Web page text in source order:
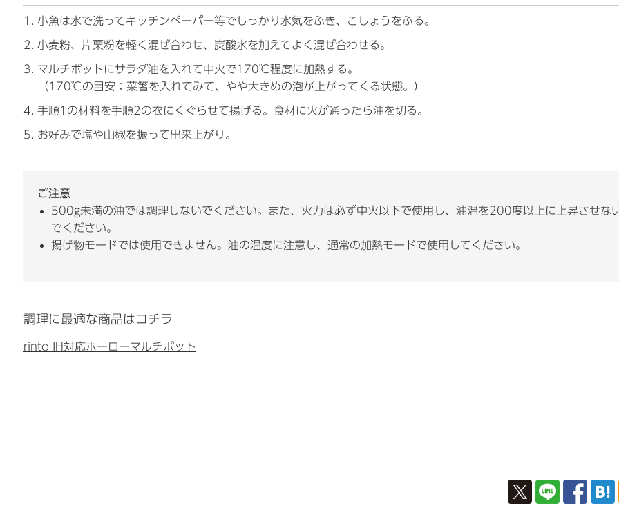
小魚は水で洗ってキッチンペーパー等でしっかり水気をふき、こしょうをふる。
小麦粉、片栗粉を軽く混ぜ合わせ、炭酸水を加えてよく混ぜ合わせる。
マルチポットにサラダ油を入れて中火で170℃程度に加熱する。
（170℃の目安：菜箸を入れてみて、やや大きめの泡が上がってくる状態。）
手順1の材料を手順2の衣にくぐらせて揚げる。食材に火が通ったら油を切る。
お好みで塩や山椒を振って出来上がり。
ご注意
500g未満の油では調理しないでください。また、火力は必ず中火以下で使用し、油温を200度以上に上昇させな
でください。
揚げ物モードでは使用できません。油の温度に注意し、通常の加熱モードで使用してください。
調理に最適な商品はコチラ
rinto IH対応ホーローマルチポット